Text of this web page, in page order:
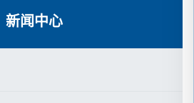
新闻中心